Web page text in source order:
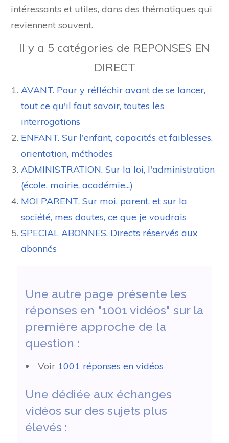
intéressants et utiles, dans des thématiques qui
reviennent souvent.
Il y a 5 catégories de REPONSES EN
DIRECT
AVANT. Pour y réfléchir avant de se lancer,
tout ce qu'il faut savoir, toutes les
interrogations
ENFANT. Sur l'enfant, capacités et faiblesses,
orientation, méthodes
ADMINISTRATION. Sur la loi, l'administration
(école, mairie, académie...)
MOI PARENT. Sur moi, parent, et sur la
société, mes doutes, ce que je voudrais
SPECIAL ABONNES. Directs réservés aux
abonnés
Une autre page présente les
réponses en "1001 vidéos" sur la
première approche de la
question :
Voir 1001 réponses en vidéos
Une dédiée aux échanges
vidéos sur des sujets plus
élevés :